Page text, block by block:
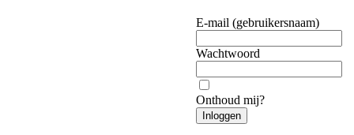
E-mail (gebruikersnaam)
Wachtwoord
Onthoud mij?
Inloggen